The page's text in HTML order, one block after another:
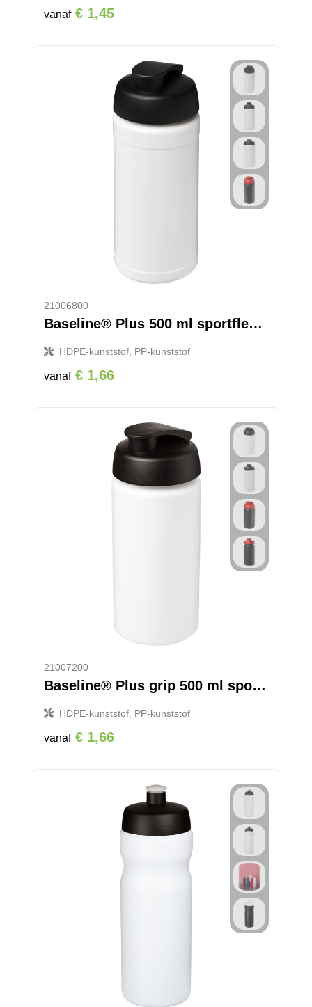
vanaf € 1,45
21006800
Baseline® Plus 500 ml sportfles met flipcapdeksel
HDPE-kunststof, PP-kunststof
vanaf € 1,66
21007200
Baseline® Plus grip 500 ml sportfles met flipcapdeksel
HDPE-kunststof, PP-kunststof
vanaf € 1,66